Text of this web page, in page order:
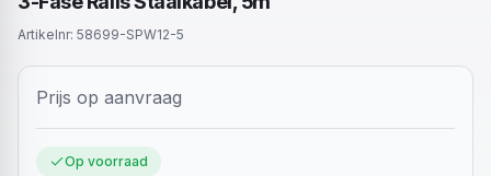
Artikelnr: 58699-SPW12-5
Prijs op aanvraag
Op voorraad